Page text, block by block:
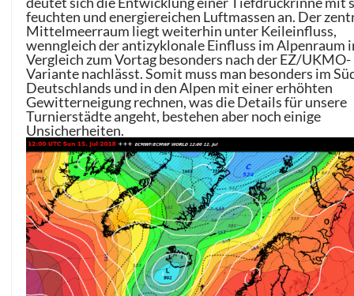
feuchten und energiereichen Luftmassen an. Der
Mittelmeerraum liegt weiterhin unter Keileinfluss,
wenngleich der antizyklonale Einfluss im Alpenraum
Vergleich zum Vortag besonders nach der EZ/UKMO-
Variante nachlässt. Somit muss man besonders im
Deutschlands und in den Alpen mit einer erhöhten
Gewitterneigung rechnen, was die Details für unsere
Turnierstädte angeht, bestehen aber noch einige
Unsicherheiten.